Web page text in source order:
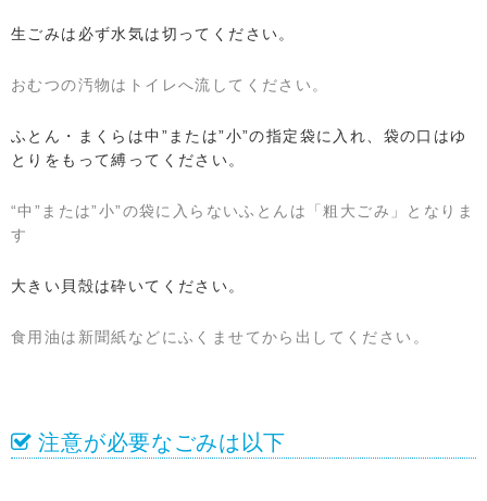
生ごみは必ず水気は切ってください。
おむつの汚物はトイレへ流してください。
ふとん・まくらは中”または”小”の指定袋に入れ、袋の口はゆ
とりをもって縛ってください。
“中”または”小”の袋に入らないふとんは「粗大ごみ」となりま
す
大きい貝殻は砕いてください。
食用油は新聞紙などにふくませてから出してください。
注意が必要なごみは以下